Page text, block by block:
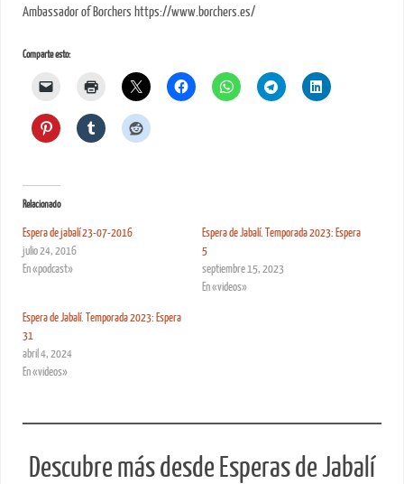
Ambassador of Borchers https://www.borchers.es/
Comparte esto:
Relacionado
Espera de jabalí 23-07-2016
julio 24, 2016
En «podcast»
Espera de Jabalí. Temporada 2023: Espera
5
septiembre 15, 2023
En «videos»
Espera de Jabalí. Temporada 2023: Espera
31
abril 4, 2024
En «videos»
Descubre más desde Esperas de Jabalí